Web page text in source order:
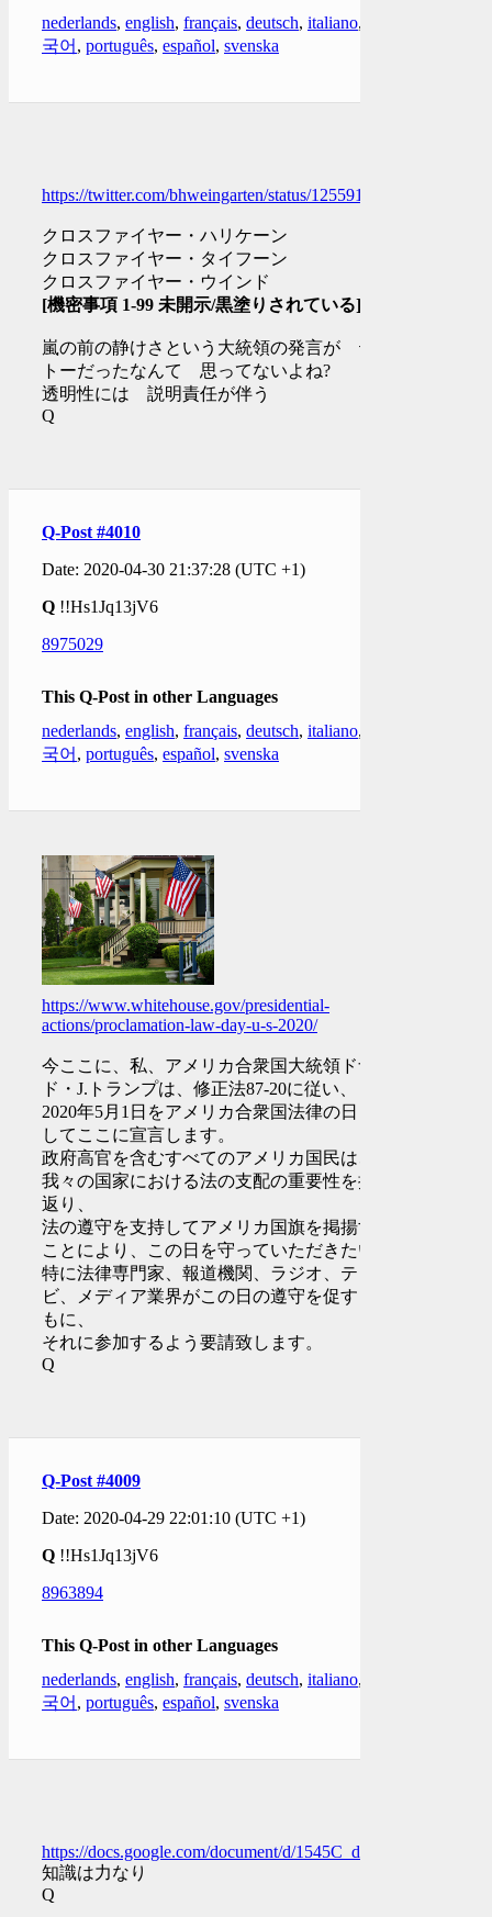
nederlands, english, français, deutsch, italiano,
국어 , português, español, svenska
https://twitter.com/bhweingarten/status/12559162793257000971
クロスファイヤー・ハリケーン
クロスファイヤー・タイフーン
クロスファイヤー・ウインド
[機密事項 1-99 未開示/黒塗りされている]
嵐の前の静けさという大統領の発言が テキ
トーだったなんて 思ってないよね?
透明性には 説明責任が伴う
Q
Q-Post #4010
Date: 2020-04-30 21:37:28 (UTC +1)
Q !!Hs1Jq13jV6
8975029
This Q-Post in other Languages
nederlands, english, français, deutsch, italiano,
국어 , português, español, svenska
https://www.whitehouse.gov/presidential-
actions/proclamation-law-day-u-s-2020/
今ここに、私、アメリカ合衆国大統領ドナル
ド・J.トランプは、修正法87-20に従い、
2020年5月1日をアメリカ合衆国法律の日 と
してここに宣言します。
政府高官を含むすべてのアメリカ国民は、
我々の国家における法の支配の重要性を振り
返り、
法の遵守を支持してアメリカ国旗を掲揚する
ことにより、この日を守っていただきたい。
特に法律専門家、報道機関、ラジオ、テレ
ビ、メディア業界がこの日の遵守を促すとと
もに、
それに参加するよう要請致します。
Q
Q-Post #4009
Date: 2020-04-29 22:01:10 (UTC +1)
Q !!Hs1Jq13jV6
8963894
This Q-Post in other Languages
nederlands, english, français, deutsch, italiano,
국어 , português, español, svenska
https://docs.google.com/document/d/
知識は力なり
Q